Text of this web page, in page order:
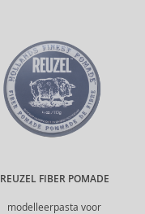
REUZEL FIBER POMADE
modelleerpasta voor